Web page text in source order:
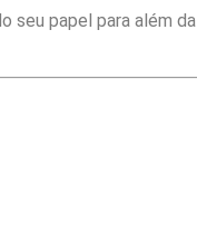
seu papel para além da